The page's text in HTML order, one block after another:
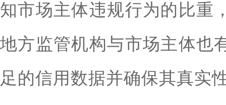
知市场主体违规行为的比重
地方监管机构与市场主体也
足的信用数据并确保其真实